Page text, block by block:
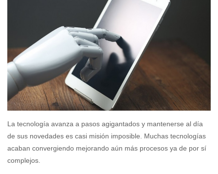
La tecnología avanza a pasos agigantados y mantenerse al día
de sus novedades es casi misión imposible. Muchas tecnologías
acaban convergiendo mejorando aún más procesos ya de por sí
complejos.